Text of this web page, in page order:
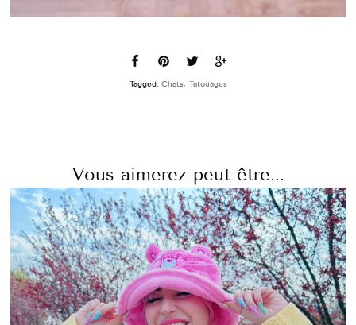
Tagged: Chats, Tatouages
Vous aimerez peut-être...